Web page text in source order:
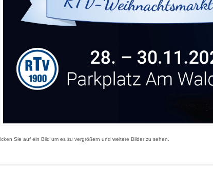
Sie auf ein Bild um es zu vergrößern und weitere Bilder zu sehen.